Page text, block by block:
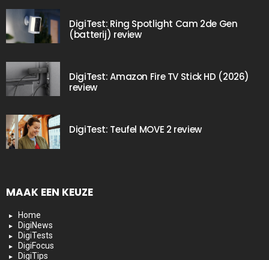
DigiTest: Ring Spotlight Cam 2de Gen
(batterij) review
DigiTest: Amazon Fire TV Stick HD (2026)
review
DigiTest: Teufel MOVE 2 review
MAAK EEN KEUZE
Home
DigiNews
DigiTests
DigiFocus
DigiTips